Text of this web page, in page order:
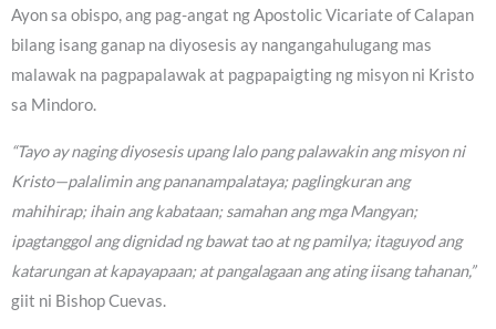
Ayon sa obispo, ang pag-angat ng Apostolic Vicariate of Calapan
bilang isang ganap na diyosesis ay nangangahulugang mas
malawak na pagpapalawak at pagpapaigting ng misyon ni Kristo
sa Mindoro.
“Tayo ay naging diyosesis upang lalo pang palawakin ang misyon ni
Kristo—palalimin ang pananampalataya; paglingkuran ang
mahihirap; ihain ang kabataan; samahan ang mga Mangyan;
ipagtanggol ang dignidad ng bawat tao at ng pamilya; itaguyod ang
katarungan at kapayapaan; at pangalagaan ang ating iisang tahanan,”
giit ni Bishop Cuevas.